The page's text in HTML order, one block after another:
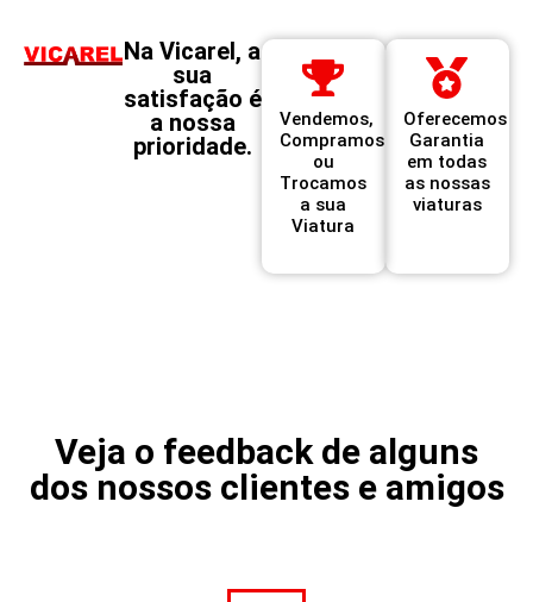
Na Vicarel, a
sua
satisfação é
a nossa
prioridade.
Vendemos,
Compramos
ou
Trocamos
a sua
Viatura
Oferecemos
Garantia
em todas
as nossas
viaturas
Veja o feedback de alguns
dos nossos clientes e amigos